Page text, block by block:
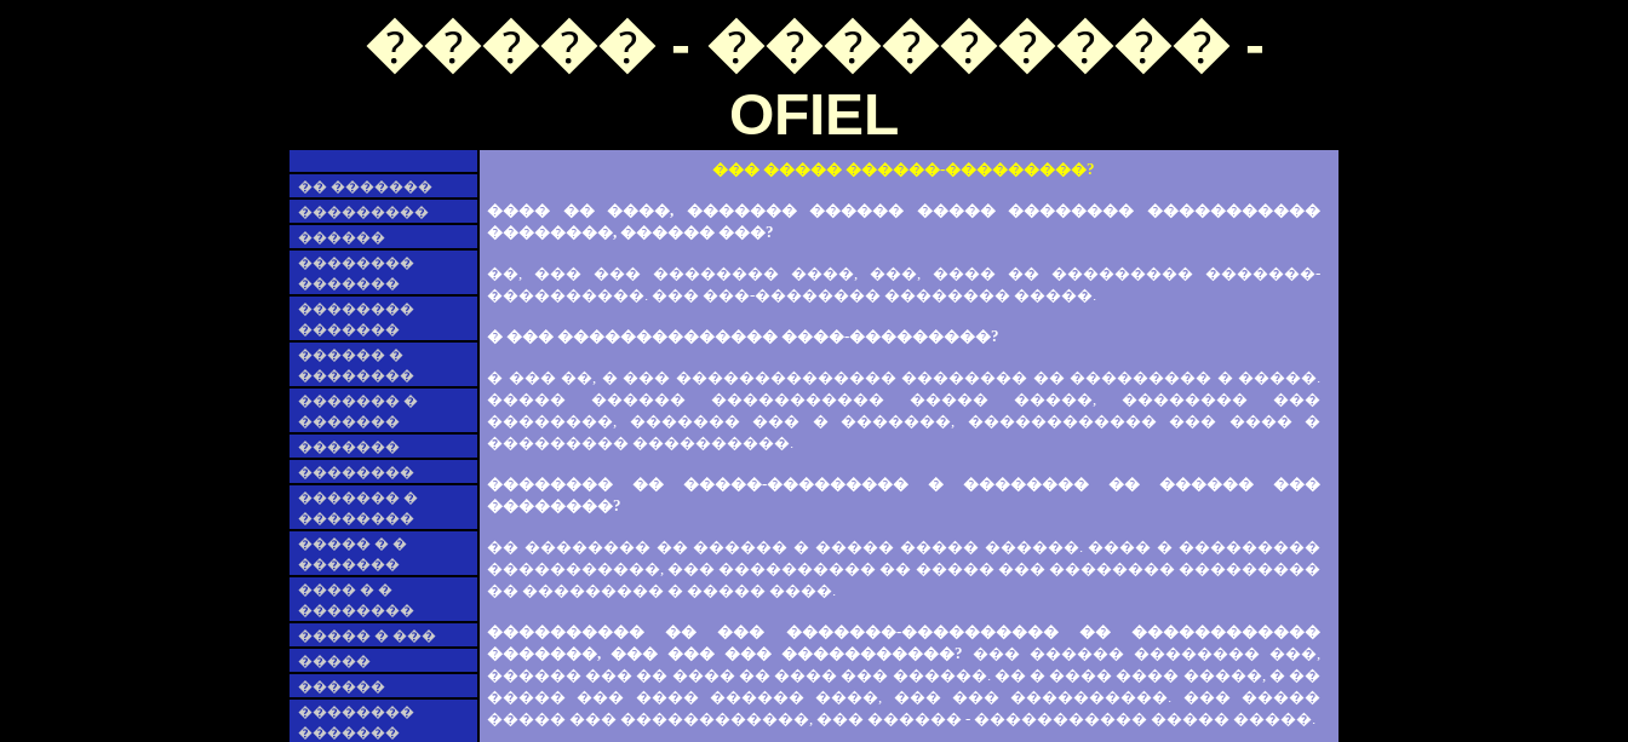
����� - ��������� -
OFIEL
�� �������
���������
������
��������
�������
��������
�������
������ �
��������
������� �
�������
�������
��������
������� �
��������
����� � �
�������
���� � �
��������
����� � ���
�����
������
��������
�������
��� ����� ������-���������?
���� �� ����, ������� ������ ����� �������� �����������
��������, ������ ���?
��, ��� ��� �������� ����, ���, ���� �� ��������� �������-
����������. ��� ���-�������� �������� �����.
� ��� �������������� ����-���������?
� ��� ��, � ��� �������������� �������� �� ��������� � �����.
����� ������ ����������� ����� �����, �������� ���
��������, ������� ��� � �������, ������������ ��� ���� �
��������� ����������.
�������� �� �����-��������� � �������� �� ������ ���
��������?
�� �������� �� ������ � ����� ����� ������. ���� � ���������
�����������, ��� ���������� �� ����� ��� �������� ���������
�� ��������� � ����� ����.
���������� �� ��� �������-���������� �� ������������
�������, ��� ��� ��� �����������? ��� ������ �������� ���,
������ ��� �� ���� �� ���� ��� ������. �� � ���� ���� �����, � ��
����� ��� ���� ������ ����, ��� ��� ����������. ��� �����
����� ��� ������������, ��� ������ - ����������� ����� �����.